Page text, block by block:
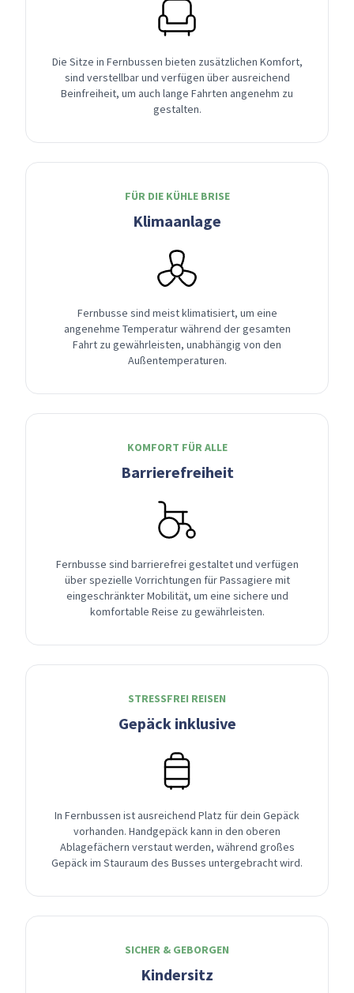
Die Sitze in Fernbussen bieten zusätzlichen Komfort,
sind verstellbar und verfügen über ausreichend
Beinfreiheit, um auch lange Fahrten angenehm zu
gestalten.
FÜR DIE KÜHLE BRISE
Klimaanlage
Fernbusse sind meist klimatisiert, um eine
angenehme Temperatur während der gesamten
Fahrt zu gewährleisten, unabhängig von den
Außentemperaturen.
KOMFORT FÜR ALLE
Barrierefreiheit
Fernbusse sind barrierefrei gestaltet und verfügen
über spezielle Vorrichtungen für Passagiere mit
eingeschränkter Mobilität, um eine sichere und
komfortable Reise zu gewährleisten.
STRESSFREI REISEN
Gepäck inklusive
In Fernbussen ist ausreichend Platz für dein Gepäck
vorhanden. Handgepäck kann in den oberen
Ablagefächern verstaut werden, während großes
Gepäck im Stauraum des Busses untergebracht wird.
SICHER & GEBORGEN
Kindersitz